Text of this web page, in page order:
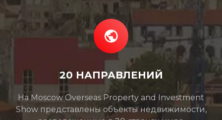
20 НАПРАВЛЕНИЙ
На Moscow Overseas Property and Investment
Show представлены объекты недвижимости,